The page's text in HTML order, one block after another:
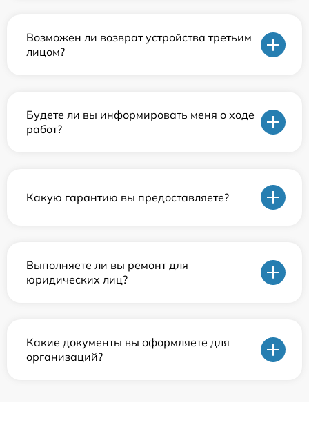
Возможен ли возврат устройства третьим
лицом?
Будете ли вы информировать меня о ходе
работ?
Какую гарантию вы предоставляете?
Выполняете ли вы ремонт для
юридических лиц?
Какие документы вы оформляете для
организаций?